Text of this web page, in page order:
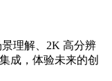
理解、2K 高分辨
成，体验未来的创